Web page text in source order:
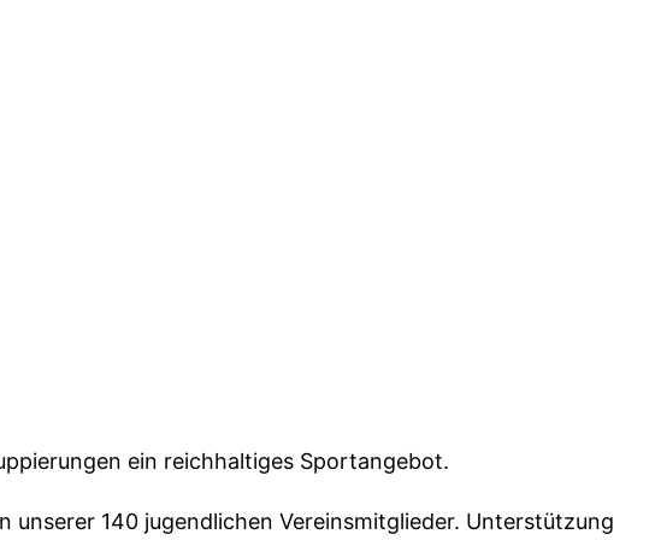
ein reichhaltiges Sportangebot.
140 jugendlichen Vereinsmitglieder. Unterstützung